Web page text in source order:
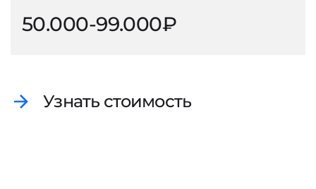
50.000-99.000₽
Узнать стоимость